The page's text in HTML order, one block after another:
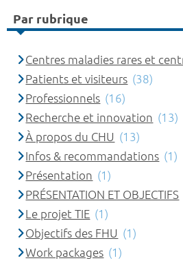
Par rubrique
Centres maladies rares et
Patients et visiteurs (38)
Professionnels (16)
Recherche et innovation (13)
À propos du CHU (13)
Infos & recommandations (1)
Présentation (1)
PRÉSENTATION ET OBJECTIFS
Le projet TIE (1)
Objectifs des FHU (1)
Work packages (1)